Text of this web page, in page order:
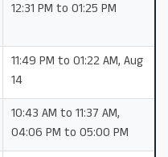
12:31 PM to 01:25 PM
11:49 PM to 01:22 AM, Aug
14
10:43 AM to 11:37 AM,
04:06 PM to 05:00 PM